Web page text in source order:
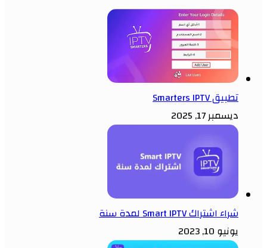
تطبيق Smarters IPTV
ديسمبر 17, 2025
شراء اشتراك Smart IPTV لمدة سنة
يونيو 10, 2023